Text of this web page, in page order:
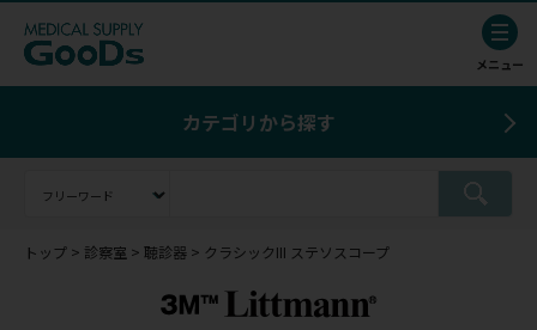
カテゴリから探す
トップ 診察室 聴診器 クラシックIII ステソスコープ